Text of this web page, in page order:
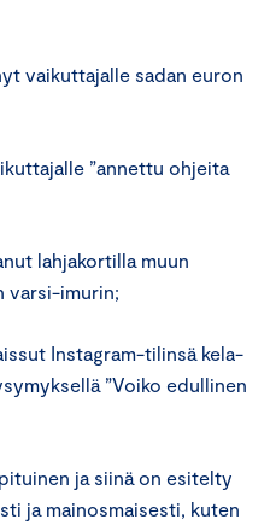
vaikuttajalle sadan euron
”annettu ohjeita
lahjakortilla muun
varsi-imurin;
Instagram-tilinsä kela-
”Voiko edullinen
ja siinä on esitelty
ja mainosmaisesti, kuten